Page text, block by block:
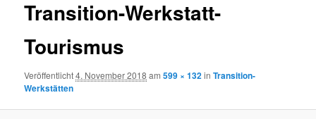
Transition-Werkstatt-
Tourismus
Veröffentlicht4. November 2018 am599 × 132inTransition-
Werkstätten